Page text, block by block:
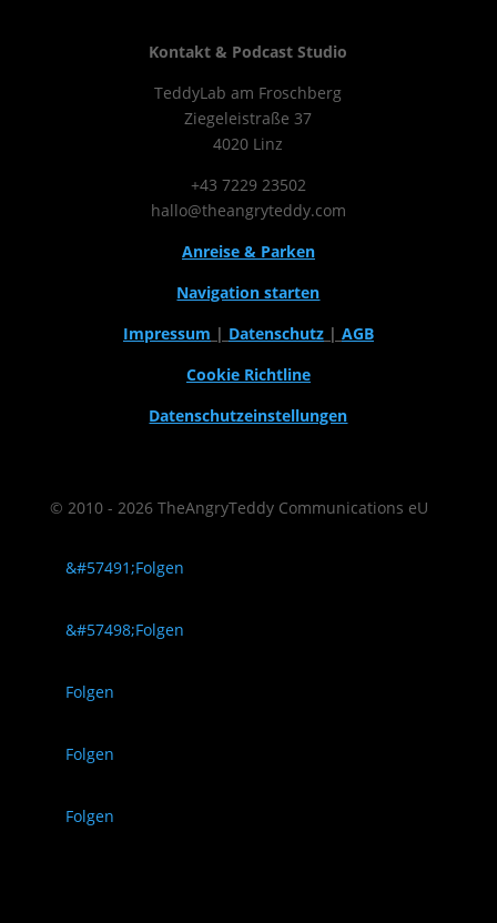
Kontakt & Podcast Studio
TeddyLab am Froschberg
Ziegeleistraße 37
4020 Linz
+43 7229 23502
hallo@theangryteddy.com
Anreise & Parken
Navigation starten
Impressum | Datenschutz| AGB
Cookie Richtline
Datenschutzeinstellungen
© 2010 - 2026 TheAngryTeddy Communications eU
Folgen
Folgen
Folgen
Folgen
Folgen